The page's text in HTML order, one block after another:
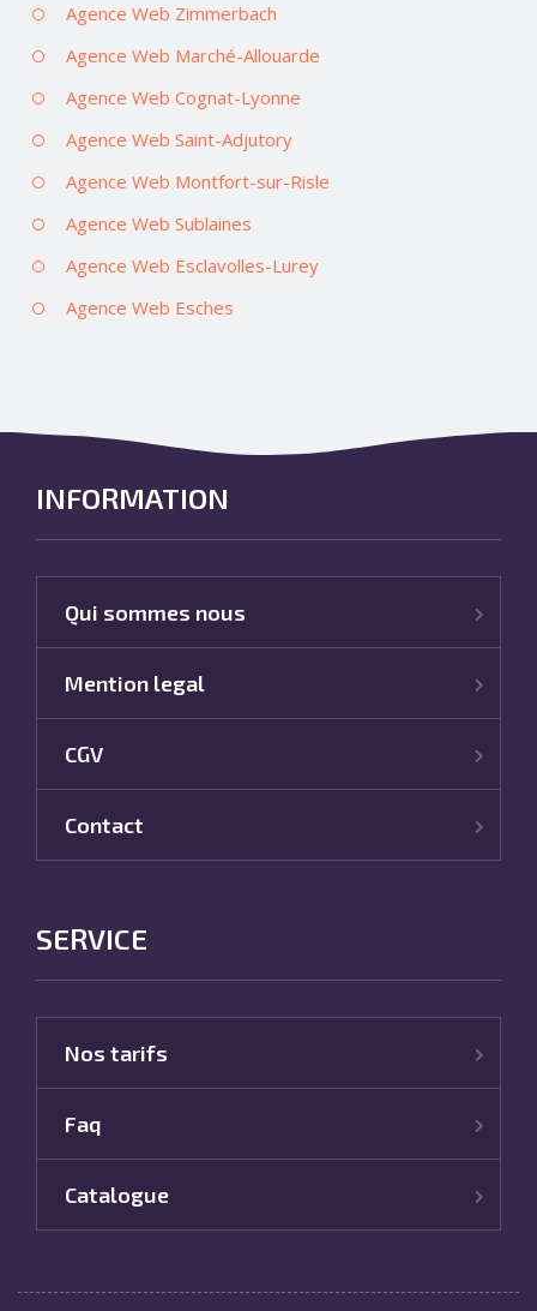
Agence Web Zimmerbach
Agence Web Marché-Allouarde
Agence Web Cognat-Lyonne
Agence Web Saint-Adjutory
Agence Web Montfort-sur-Risle
Agence Web Sublaines
Agence Web Esclavolles-Lurey
Agence Web Esches
INFORMATION
Qui sommes nous
Mention legal
CGV
Contact
SERVICE
Nos tarifs
Faq
Catalogue